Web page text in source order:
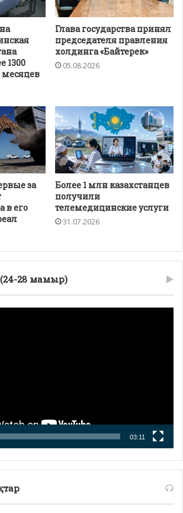
1300
месяцев
Глава государства принял
председателя правления
холдинга «Байтерек»
05.08.2026
за
в его
Более 1 млн казахстанцев
получили
телемедицинские услуги
31.07.2026
28 мамыр)
03:11